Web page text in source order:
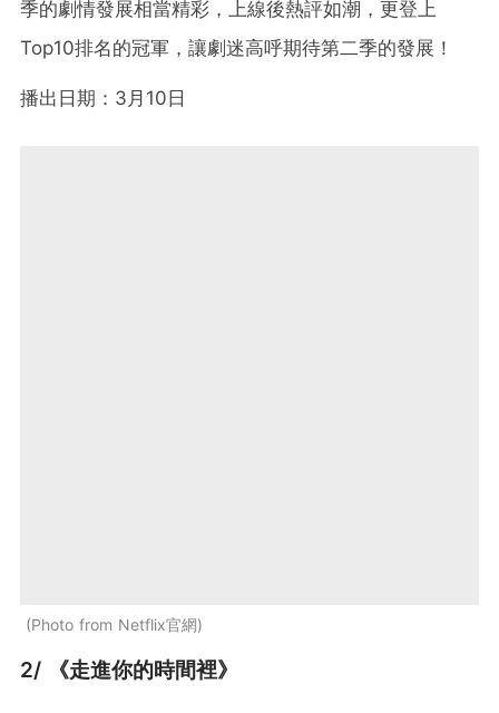
季的劇情發展相當精彩，上線後熱評如潮，更登上
Top10排名的冠軍，讓劇迷高呼期待第二季的發展！
播出日期：3月10日
Photo from Netflix官網
2/ 《走進你的時間裡》